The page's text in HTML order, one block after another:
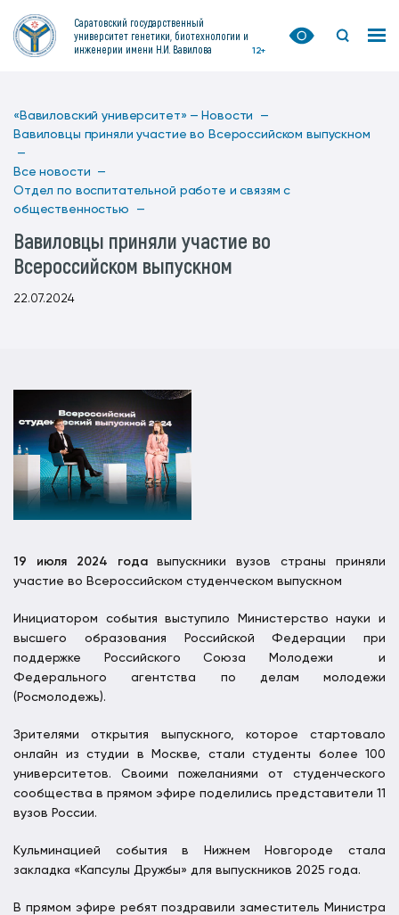
Саратовский государственный
университет генетики, биотехнологии и
инженерии имени Н.И. Вавилова
12+
«Вавиловский университет» — Новости —
Вавиловцы приняли участие во Всероссийском выпускном
—
Все новости —
Отдел по воспитательной работе и связям с
общественностью —
Вавиловцы приняли участие во
Всероссийском выпускном
22.07.2024
19 июля 2024 годавыпускники вузов страны приняли
участие во Всероссийском студенческом выпускном
Инициатором события выступило Министерство науки и
высшего образования Российской Федерации при
поддержке Российского Союза Молодежи и
Федерального агентства по делам молодежи
(Росмолодежь).
Зрителями открытия выпускного, которое стартовало
онлайн из студии в Москве, стали студенты более 100
университетов. Своими пожеланиями от студенческого
сообщества в прямом эфире поделились представители 11
вузов России.
Кульминацией события в Нижнем Новгороде стала
закладка «Капсулы Дружбы» для выпускников 2025 года.
В прямом эфире ребят поздравили заместитель Министра